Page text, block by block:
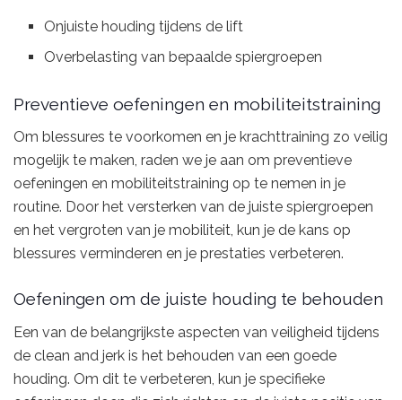
Onjuiste houding tijdens de lift
Overbelasting van bepaalde spiergroepen
Preventieve oefeningen en mobiliteitstraining
Om blessures te voorkomen en je krachttraining zo veilig
mogelijk te maken, raden we je aan om preventieve
oefeningen en mobiliteitstraining op te nemen in je
routine. Door het versterken van de juiste spiergroepen
en het vergroten van je mobiliteit, kun je de kans op
blessures verminderen en je prestaties verbeteren.
Oefeningen om de juiste houding te behouden
Een van de belangrijkste aspecten van veiligheid tijdens
de clean and jerk is het behouden van een goede
houding. Om dit te verbeteren, kun je specifieke